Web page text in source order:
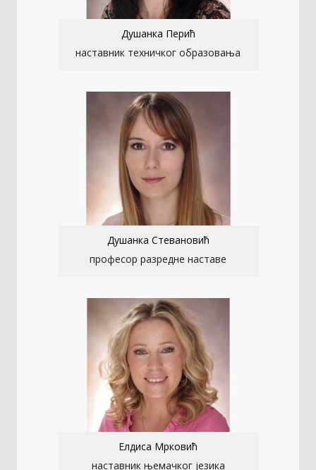
Душанка Перић
наставник техничког образовања
Душанка Стевановић
професор разредне наставе
Елдиса Мрковић
наставник њемачког језика